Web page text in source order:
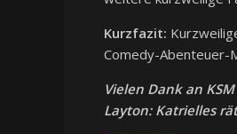
Kurzfazit:
Comedy-Abenteuer-
Vielen Dank an
Layton: Katrielles